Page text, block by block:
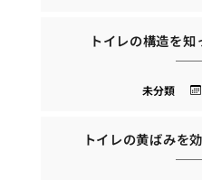
トイレの構造を
未分類
トイレの黄ばみを